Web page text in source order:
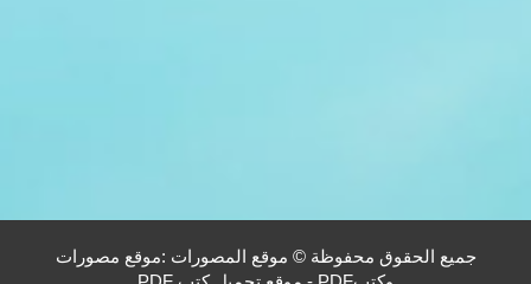
جميع الحقوق محفوظة © موقع المصورات :موقع مصورات